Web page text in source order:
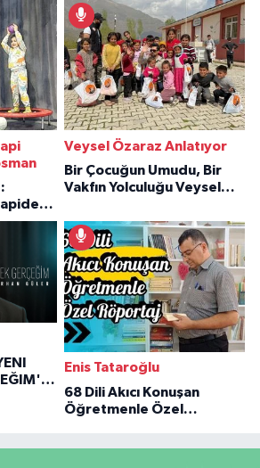
Veysel Özaraz Anlatıyor
Bir Çocuğun Umudu, Bir
Vakfın Yolculuğu Veysel
Enis Tataroğlu
68 Dili Akıcı Konuşan
Öğretmenle Özel